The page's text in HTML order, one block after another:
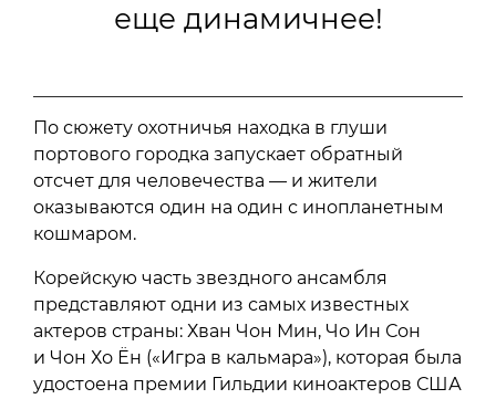
еще динамичнее!
По сюжету охотничья находка в глуши
портового городка запускает обратный
отсчет для человечества — и жители
оказываются один на один с инопланетным
кошмаром.
Корейскую часть звездного ансамбля
представляют одни из самых известных
актеров страны: Хван Чон Мин, Чо Ин Сон
и Чон Хо Ён («Игра в кальмара»), которая была
удостоена премии Гильдии киноактеров США